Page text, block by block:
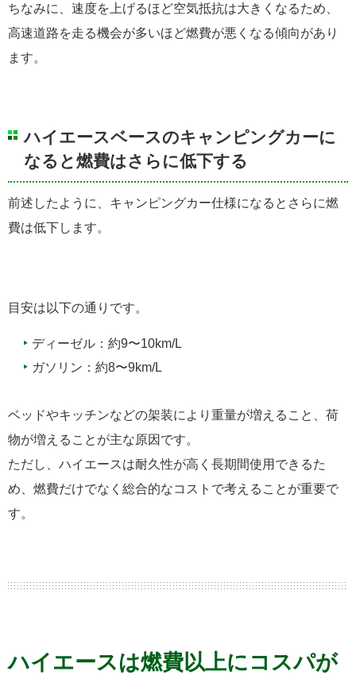
ちなみに、速度を上げるほど空気抵抗は大きくなるため、
高速道路を走る機会が多いほど燃費が悪くなる傾向があり
ます。
ハイエースベースのキャンピングカーに
なると燃費はさらに低下する
前述したように、キャンピングカー仕様になるとさらに燃
費は低下します。
目安は以下の通りです。
ディーゼル：約9〜10km/L
ガソリン：約8〜9km/L
ベッドやキッチンなどの架装により重量が増えること、荷
物が増えることが主な原因です。
ただし、ハイエースは耐久性が高く長期間使用できるた
め、燃費だけでなく総合的なコストで考えることが重要で
す。
ハイエースは燃費以上にコスパが